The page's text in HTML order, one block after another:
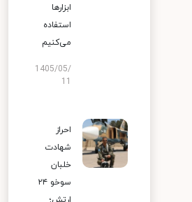
ابزارها
استفاده
می‌کنیم
1405/05/
احراز
شهادت
خلبان
سوخو ۲۴